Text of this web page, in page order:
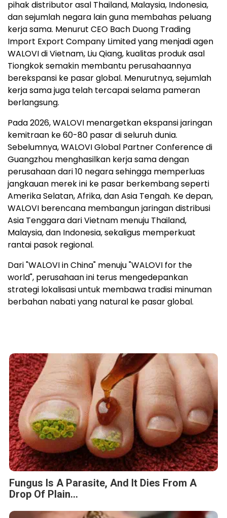
pihak distributor asal Thailand, Malaysia, Indonesia,
dan sejumlah negara lain guna membahas peluang
kerja sama. Menurut CEO Bach Duong Trading
Import Export Company Limited yang menjadi agen
WALOVI di Vietnam, Liu Qiang, kualitas produk asal
Tiongkok semakin membantu perusahaannya
berekspansi ke pasar global. Menurutnya, sejumlah
kerja sama juga telah tercapai selama pameran
berlangsung.
Pada 2026, WALOVI menargetkan ekspansi jaringan
kemitraan ke 60-80 pasar di seluruh dunia.
Sebelumnya, WALOVI Global Partner Conference di
Guangzhou menghasilkan kerja sama dengan
perusahaan dari 10 negara sehingga memperluas
jangkauan merek ini ke pasar berkembang seperti
Amerika Selatan, Afrika, dan Asia Tengah. Ke depan,
WALOVI berencana membangun jaringan distribusi
Asia Tenggara dari Vietnam menuju Thailand,
Malaysia, dan Indonesia, sekaligus memperkuat
rantai pasok regional.
Dari "WALOVI in China" menuju "WALOVI for the
world", perusahaan ini terus mengedepankan
strategi lokalisasi untuk membawa tradisi minuman
berbahan nabati yang natural ke pasar global.
Fungus Is A Parasite, And It Dies From A
Drop Of Plain...